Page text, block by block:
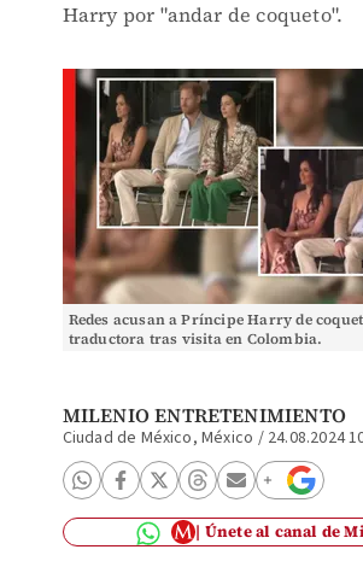
Harry por "andar de coqueto".
Redes acusan a Príncipe Harry de
traductora tras visita en Colombia.
MILENIO ENTRETENIMIENTO
Ciudad de México, México / 24.08.2024
Únete al canal de